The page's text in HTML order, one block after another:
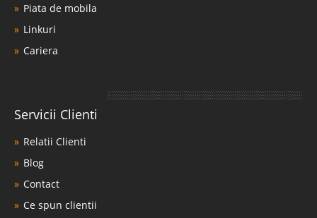
Piata de mobila
Linkuri
Cariera
Servicii Clienti
Relatii Clienti
Blog
Contact
Ce spun clientii